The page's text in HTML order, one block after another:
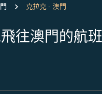
克拉克 - 澳門
往澳門的航班
請調整篩選條件。